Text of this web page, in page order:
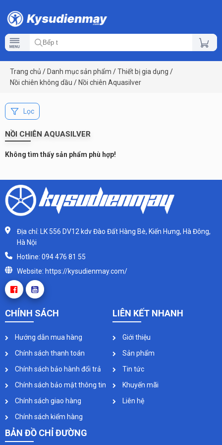
Trang chủ / Danh mục sản phẩm /Thiết bị gia dụng /
Nồi chiên không dầu / Nồi chiên Aquasilver
Lọc
NỒI CHIÊN AQUASILVER
Không tìm thấy sản phẩm phù hợp!
Địa chỉ: LK 556 DV12 kdv Đào Đất Hàng Bè, Kiến Hưng, Hà Đông,
Hà Nội
Hotline: 094 476 81 55
Website: https://kysudienmay.com/
CHÍNH SÁCH
Hướng dẫn mua hàng
Chính sách thanh toán
Chính sách bảo hành đổi trả
Chính sách bảo mật thông tin
Chính sách giao hàng
Chính sách kiểm hàng
LIÊN KẾT NHANH
Giới thiệu
Sản phẩm
Tin tức
Khuyến mãi
Liên hệ
BẢN ĐỒ CHỈ ĐƯỜNG